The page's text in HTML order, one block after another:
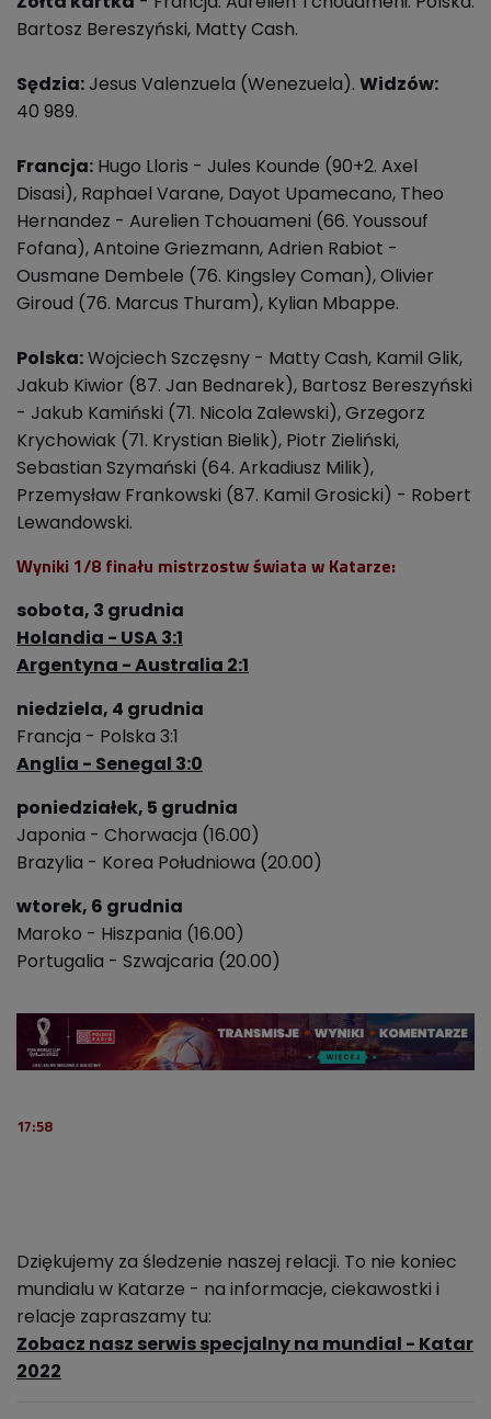
Bartosz Bereszyński, Matty Cash.
Sędzia:Jesus Valenzuela (Wenezuela). Widzów:
40 989.
Francja: Hugo Lloris - Jules Kounde (90+2. Axel
Disasi), Raphael Varane, Dayot Upamecano, Theo
Hernandez - Aurelien Tchouameni (66. Youssouf
Fofana), Antoine Griezmann, Adrien Rabiot -
Ousmane Dembele (76. Kingsley Coman), Olivier
Giroud (76. Marcus Thuram), Kylian Mbappe.
Polska:Wojciech Szczęsny - Matty Cash, Kamil Glik,
Jakub Kiwior (87. Jan Bednarek), Bartosz Bereszyński
- Jakub Kamiński (71. Nicola Zalewski), Grzegorz
Krychowiak (71. Krystian Bielik), Piotr Zieliński,
Sebastian Szymański (64. Arkadiusz Milik),
Przemysław Frankowski (87. Kamil Grosicki) - Robert
Lewandowski.
Wyniki 1/8 finału mistrzostw świata w Katarze:
sobota, 3 grudnia
Holandia - USA 3:1
Argentyna - Australia 2:1
niedziela, 4 grudnia
Francja - Polska 3:1
Anglia - Senegal 3:0
poniedziałek, 5 grudnia
Japonia - Chorwacja (16.00)
Brazylia - Korea Południowa (20.00)
wtorek, 6 grudnia
Maroko - Hiszpania (16.00)
Portugalia - Szwajcaria (20.00)
17:58
Dziękujemy za śledzenie naszej relacji. To nie koniec
mundialu w Katarze - na informacje, ciekawostki i
relacje zapraszamy tu:
Zobacz nasz serwis specjalny na mundial - Katar
2022